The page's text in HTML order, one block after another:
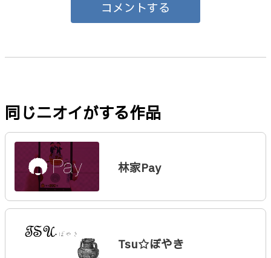
コメントする
同じニオイがする作品
林家Pay
Tsu☆ぼやき